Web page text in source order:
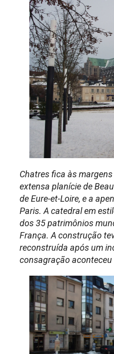
Chatres fica às
extensa planície de
de Eure-et-Loire, e a
Paris. A catedral em
dos 35 patrimônios
França. A construção
reconstruída após um
consagração aconteceu